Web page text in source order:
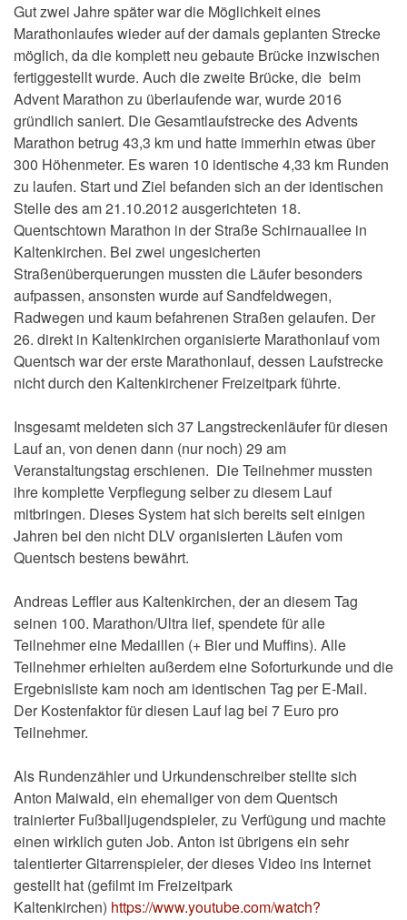
Gut zwei Jahre später war die Möglichkeit eines
Marathonlaufes wieder auf der damals geplanten Strecke
möglich, da die komplett neu gebaute Brücke inzwischen
fertiggestellt wurde. Auch die zweite Brücke, die beim
Advent Marathon zu überlaufende war, wurde 2016
gründlich saniert. Die Gesamtlaufstrecke des Advents
Marathon betrug 43,3 km und hatte immerhin etwas über
300 Höhenmeter. Es waren 10 identische 4,33 km Runden
zu laufen. Start und Ziel befanden sich an der identischen
Stelle des am 21.10.2012 ausgerichteten 18.
Quentschtown Marathon in der Straße Schirnauallee in
Kaltenkirchen. Bei zwei ungesicherten
Straßenüberquerungen mussten die Läufer besonders
aufpassen, ansonsten wurde auf Sandfeldwegen,
Radwegen und kaum befahrenen Straßen gelaufen. Der
26. direkt in Kaltenkirchen organisierte Marathonlauf vom
Quentsch war der erste Marathonlauf, dessen Laufstrecke
nicht durch den Kaltenkirchener Freizeitpark führte.
Insgesamt meldeten sich 37 Langstreckenläufer für diesen
Lauf an, von denen dann (nur noch) 29 am
Veranstaltungstag erschienen. Die Teilnehmer mussten
ihre komplette Verpflegung selber zu diesem Lauf
mitbringen. Dieses System hat sich bereits seit einigen
Jahren bei den nicht DLV organisierten Läufen vom
Quentsch bestens bewährt.
Andreas Leffler aus Kaltenkirchen, der an diesem Tag
seinen 100. Marathon/Ultra lief, spendete für alle
Teilnehmer eine Medaillen (+ Bier und Muffins). Alle
Teilnehmer erhielten außerdem eine Soforturkunde und die
Ergebnisliste kam noch am identischen Tag per E-Mail.
Der Kostenfaktor für diesen Lauf lag bei 7 Euro pro
Teilnehmer.
Als Rundenzähler und Urkundenschreiber stellte sich
Anton Maiwald, ein ehemaliger von dem Quentsch
trainierter Fußballjugendspieler, zu Verfügung und machte
einen wirklich guten Job. Anton ist übrigens ein sehr
talentierter Gitarrenspieler, der dieses Video ins Internet
gestellt hat (gefilmt im Freizeitpark
Kaltenkirchen) https://www.youtube.com/watch?